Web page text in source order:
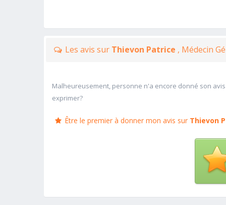
Les avis sur Thievon Patrice , Médecin
Malheureusement, personne n'a encore donné son
exprimer?
Être le premier à donner mon avis sur Thievon